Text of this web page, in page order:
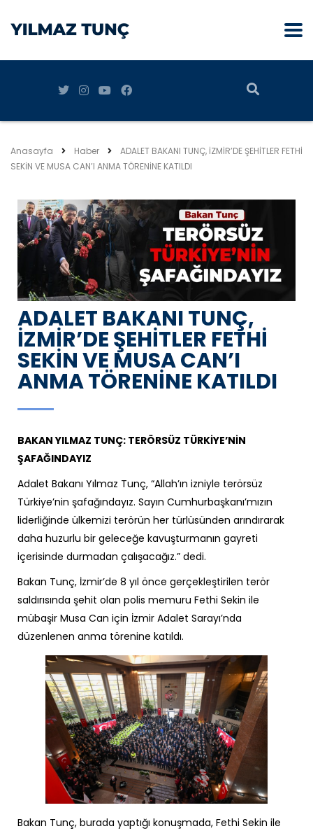
Anasayfa Haber
ADALET BAKANI TUNÇ, İZMİR’DE ŞEHİTLER FETHİ
SEKİN VE MUSA CAN’I ANMA TÖRENİNE KATILDI
ADALET BAKANI TUNÇ,
İZMİR’DE ŞEHİTLER FETHİ
SEKİN VE MUSA CAN’I
ANMA TÖRENİNE KATILDI
BAKAN YILMAZ TUNÇ: TERÖRSÜZ TÜRKİYE’NİN
ŞAFAĞINDAYIZ
Adalet Bakanı Yılmaz Tunç, “Allah’ın izniyle terörsüz
Türkiye’nin şafağındayız. Sayın Cumhurbaşkanı’mızın
liderliğinde ülkemizi terörün her türlüsünden arındırarak
daha huzurlu bir geleceğe kavuşturmanın gayreti
içerisinde durmadan çalışacağız.” dedi.
Bakan Tunç, İzmir’de 8 yıl önce gerçekleştirilen terör
saldırısında şehit olan polis memuru Fethi Sekin ile
mübaşir Musa Can için İzmir Adalet Sarayı’nda
düzenlenen anma törenine katıldı.
Bakan Tunç, burada yaptığı konuşmada, Fethi Sekin ile